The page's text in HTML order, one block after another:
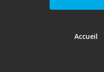
Accueil